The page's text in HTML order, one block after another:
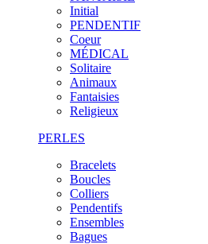
Initial
PENDENTIF
Coeur
MÉDICAL
Solitaire
Animaux
Fantaisies
Religieux
PERLES
Bracelets
Boucles
Colliers
Pendentifs
Ensembles
Bagues